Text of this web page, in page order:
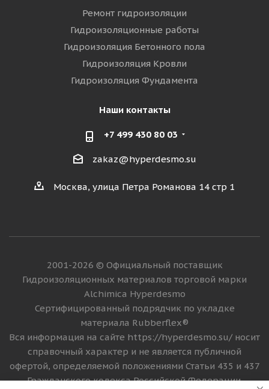
Ремонт гидроизоляции
Гидроизоляционные работы
Гидроизоляция Бетонного пола
Гидроизоляция Кровли
Гидроизоляция Фундамента
Наши контакты
+7 499 430 80 03
zakaz@hyperdesmo.su
Москва, улица Петра Романова 14 стр 1
2001-2026 © Официальный поставщик
Гидроизоляционных материалов торговой марки
Alchimica Hyperdesmo
Сертифицированный подрядчик по укладке
материала Rubberflex®
Вся информация на сайте https://hyperdesmo.su/ носит
справочный характер и не является публичной
офертой, определяемой положениями Статьи 435 и 437
Гражданского кодекса Российской Федерации.